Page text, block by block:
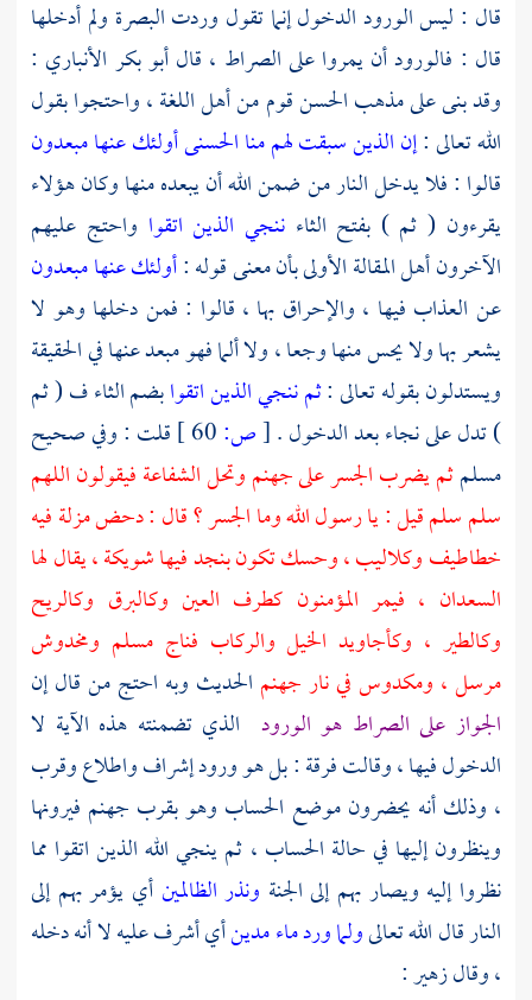
قال : ليس الورود الدخول إنما تقول وردتالبصرة ولم أدخلها
قال : فالورود أن يمروا على الصراط ، قالأبو بكر الأنباري :
وقد بنى على مذهبالحسنقوم من أهل اللغة ، واحتجوا بقول
الله تعالى :إن الذين سبقت لهم منا الحسنى أولئك عنها مبعدون
قالوا : فلا يدخل النار من ضمن الله أن يبعده منها وكان هؤلاء
يقرءون ( ثم ) بفتح الثاءننجي الذين اتقوا واحتج عليهم
الآخرون أهل المقالة الأولى بأن معنى قوله :أولئك عنها مبعدون
عن العذاب فيها ، والإحراق بها ، قالوا : فمن دخلها وهو لا
يشعر بها ولا يحس منها وجعا ، ولا ألما فهو مبعد عنها في الحقيقة
ويستدلون بقوله تعالى :ثم ننجي الذين اتقوابضم الثاء ف ( ثم
) تدل على نجاء بعد الدخول .[ص:
قلت : وفي صحيح
مسلمثم يضرب الجسر على جهنم وتحل الشفاعة فيقولون اللهم
سلم سلم قيل : يا رسول الله وما الجسر ؟ قال : دحض مزلة فيه
خطاطيف وكلاليب ، وحسك تكون بنجد فيها شويكة ، يقال لها
السعدان ، فيمر المؤمنون كطرف العين وكالبرق وكالريح
وكالطير ، وكأجاويد الخيل والركاب فناج مسلم ومخدوش
مرسل ، ومكدوس في نار جهنم الحديث وبه احتج من قال إن
الجواز على الصراط هو الورود الذي تضمنته هذه الآية لا
الدخول فيها ، وقالت فرقة : بل هو ورود إشراف واطلاع وقرب
، وذلك أنه يحضرون موضع الحساب وهو بقرب جهنم فيرونها
وينظرون إليها في حالة الحساب ، ثم ينجي الله الذين اتقوا مما
نظروا إليه ويصار بهم إلى الجنة ونذر الظالمينأي يؤمر بهم إلى
النار قال الله تعالىولما ورد ماء مدينأي أشرف عليه لا أنه دخله
، وقالزهير: